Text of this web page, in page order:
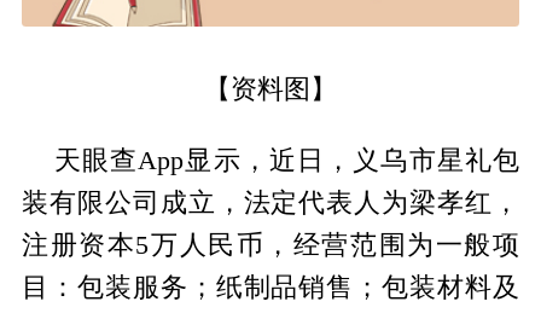
【资料图】
天眼查App显示，近日，义乌市星礼包
装有限公司成立，法定代表人为梁孝红，
注册资本5万人民币，经营范围为一般项
目：包装服务；纸制品销售；包装材料及